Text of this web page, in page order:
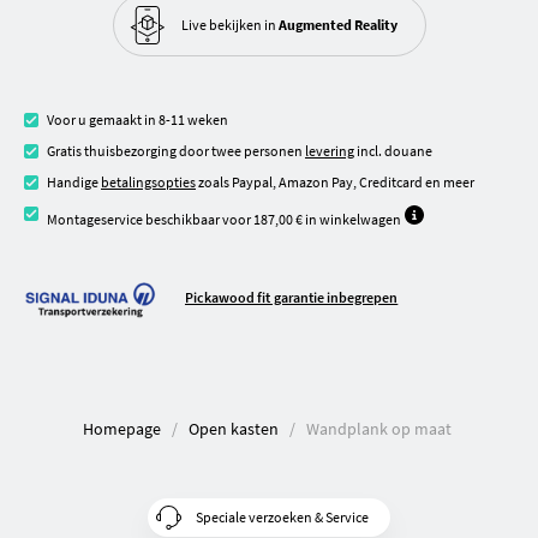
Live bekijken in Augmented Reality
Voor u gemaakt in 8-11 weken
Gratis thuisbezorging door twee personen levering incl. douane
Handige betalingsoptieszoals Paypal, Amazon Pay, Creditcard en meer
Montageservice beschikbaar voor 187,00 € in winkelwagen
Pickawood fit garantie inbegrepen
Homepage Open kasten Wandplank op maat
Speciale verzoeken & Service